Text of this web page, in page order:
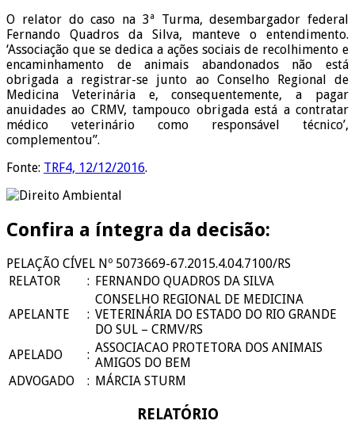
O relator do caso na 3ª Turma, desembargador federal
Fernando Quadros da Silva, manteve o entendimento.
‘Associação que se dedica a ações sociais de recolhimento e
encaminhamento de animais abandonados não está
obrigada a registrar-se junto ao Conselho Regional de
Medicina Veterinária e, consequentemente, a pagar
anuidades ao CRMV, tampouco obrigada está a contratar
médico veterinário como responsável técnico’,
complementou”.
Fonte: TRF4, 12/12/2016.
Confira a íntegra da decisão:
PELAÇÃO CÍVEL Nº 5073669-67.2015.4.04.7100/RS
RELATOR
: FERNANDO QUADROS DA SILVA
APELANTE :
CONSELHO REGIONAL DE MEDICINA
VETERINÁRIA DO ESTADO DO RIO GRANDE
DO SUL – CRMV/RS
APELADO
: ASSOCIACAO PROTETORA DOS ANIMAIS
AMIGOS DO BEM
ADVOGADO
: MÁRCIA STURM
RELATÓRIO